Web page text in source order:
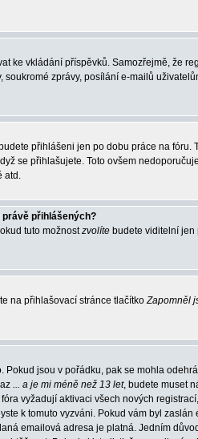
ke vkládání příspěvků. Samozřejmě, že
zprávy, posílání e-mailů
přihlášeni jen po dobu práce na fóru.
se přihlašujete. Toto ovšem
atd.
právě přihlášených?
tuto možnostzvolíte budete viditelní jen
na přihlašovací stránce tlačítkoZapomněl
jsou v pořádku, pak se mohla
... a je mi méně než 13 let, budete muset
vyžadují aktivaci všech nových
k tomuto vyzváni. Pokud vám byl
emailová adresa je platná. Jedním